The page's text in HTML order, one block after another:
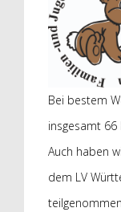
Bei bestem
insgesamt 66
Auch haben
dem LV